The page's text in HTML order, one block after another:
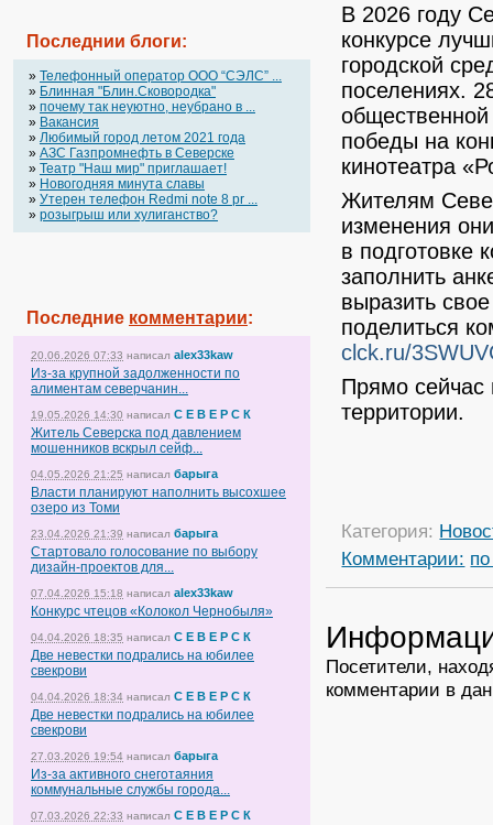
Последнии блоги:
» Телефонный оператор OOO “СЭЛС” ...
» Блинная "Блин.Сковородка"
» почему так неуютно, неубрано в ...
» Вакансия
» Любимый город летом 2021 года
» АЗС Газпромнефть в Северске
» Театр "Наш мир" приглашает!
» Новогодняя минута славы
» Утерен телефон Redmi note 8 pr ...
» розыгрыш или хулиганство?
Последние комментарии:
20.06.2026 07:33 написал alex33kaw
Из-за крупной задолженности по
алиментам северчанин...
19.05.2026 14:30 написал С Е В Е Р С К
Житель Северска под давлением
мошенников вскрыл сейф...
04.05.2026 21:25 написал барыга
Власти планируют наполнить высохшее
озеро из Томи
23.04.2026 21:39 написал барыга
Стартовало голосование по выбору
дизайн-проектов для...
07.04.2026 15:18 написал alex33kaw
Конкурс чтецов «Колокол Чернобыля»
04.04.2026 18:35 написал С Е В Е Р С К
Две невестки подрались на юбилее
свекрови
04.04.2026 18:34 написал С Е В Е Р С К
Две невестки подрались на юбилее
свекрови
27.03.2026 19:54 написал барыга
Из-за активного снеготаяния
коммунальные службы города...
07.03.2026 22:33 написал С Е В Е Р С К
В 2026 году
конкурсе
городской
поселениях.
общественной
победы на
кинотеатра
Жителям
изменения
в подготовке
заполнить
выразить
поделиться
clck.ru/
Прямо сейчас
территории.
Категория:
Комментарии:
Посетители,
комментарии в